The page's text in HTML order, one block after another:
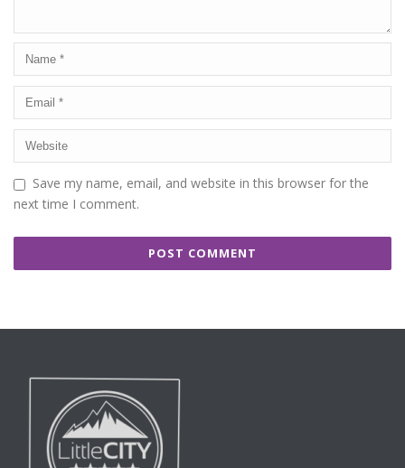
Save my name, email, and website in this browser for the
next time I comment.